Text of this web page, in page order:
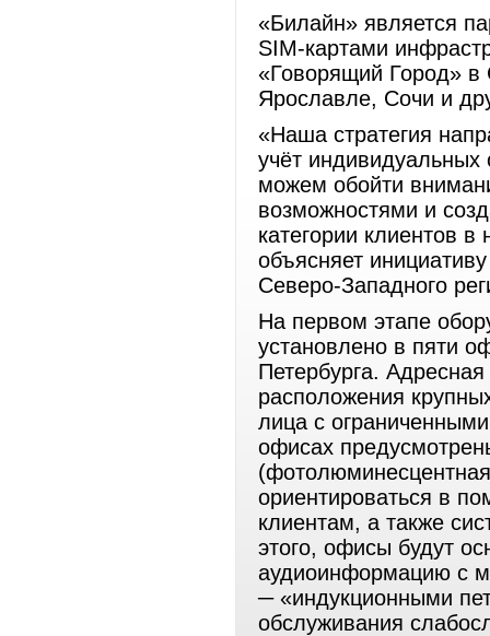
«Билайн» является
SIM-картами
«Говорящий Город» в
Ярославле, Сочи и
«Наша стратегия
учёт
можем обойти
возможностями и
категории клиентов
объясняет
Северо-Западного
На первом этапе
установлено в пяти
Петербурга.
расположения
лица с
офисах
ориентироваться в
клиентам, а также
этого, офисы будут
аудиоинформацию с
─ «индукционными
обслуживания